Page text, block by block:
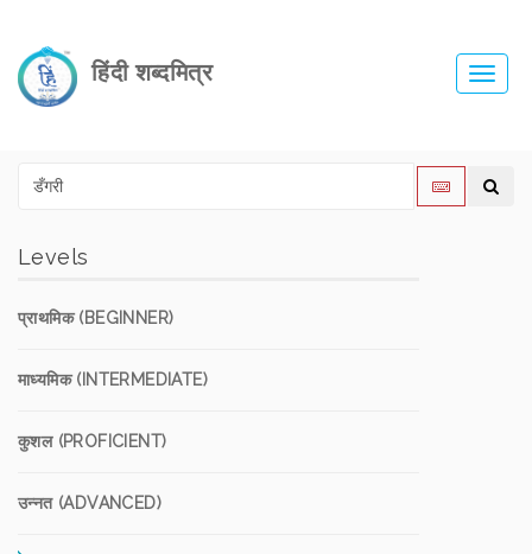
हिंदी शब्दमित्र
Levels
प्राथमिक (BEGINNER)
माध्यमिक (INTERMEDIATE)
कुशल (PROFICIENT)
उन्नत (ADVANCED)